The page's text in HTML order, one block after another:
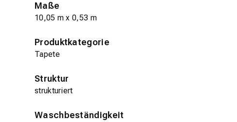
Maße
10,05 m x 0,53 m
Produktkategorie
Tapete
Struktur
strukturiert
Waschbeständigkeit